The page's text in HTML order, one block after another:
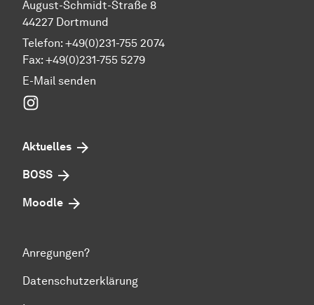
August-Schmidt-Straße 8
44227 Dortmund
Telefon: +49(0)231-755 2074
Fax: +49(0)231-755 5279
E-Mail senden
Aktuelles
BOSS
Moodle
Anregungen?
Datenschutzerklärung